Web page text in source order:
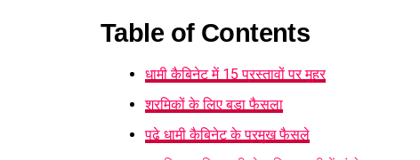
Table of Contents
धामी कैबिनेट में 15 प्रस्तावों पर मुहर
श्रमिकों के लिए बड़ा फैसला
पढ़े धामी कैबिनेट के प्रमुख फैसले